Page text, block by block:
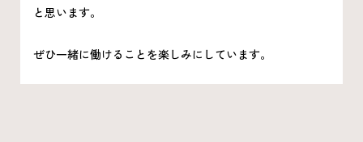
と思います。
ぜひ一緒に働けることを楽しみにしています。